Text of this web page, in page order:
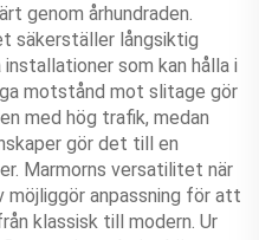
genom århundraden.
säkerställer långsiktig
som kan hålla i
motstånd mot slitage gör
med hög trafik, medan
gör det till en
Marmorns versatilitet när
anpassning för att
klassisk till modern. Ur